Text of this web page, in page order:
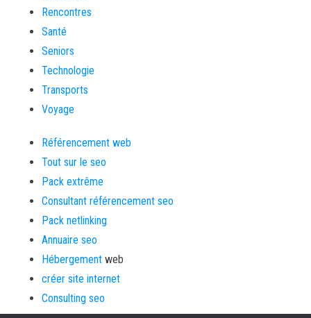
Rencontres
Santé
Seniors
Technologie
Transports
Voyage
Référencement web
Tout sur le seo
Pack extrême
Consultant référencement seo
Pack netlinking
Annuaire seo
Hébergement web
créer site internet
Consulting seo